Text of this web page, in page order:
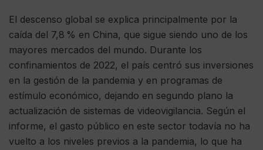
El descenso global se explica principalmente por la
caída del 7,8 % en China, que sigue siendo uno de los
mayores mercados del mundo. Durante los
confinamientos de 2022, el país centró sus inversiones
en la gestión de la pandemia y en programas de
estímulo económico, dejando en segundo plano la
actualización de sistemas de videovigilancia. Según el
informe, el gasto público en este sector todavía no ha
vuelto a los niveles previos a la pandemia, lo que ha